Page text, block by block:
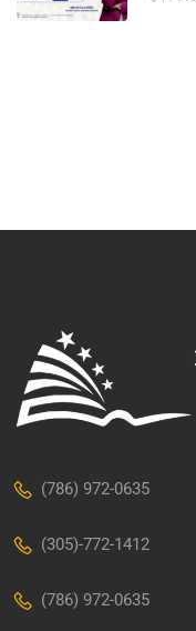
(786) 972-0635
(305)-772-1412
(786) 972-0635